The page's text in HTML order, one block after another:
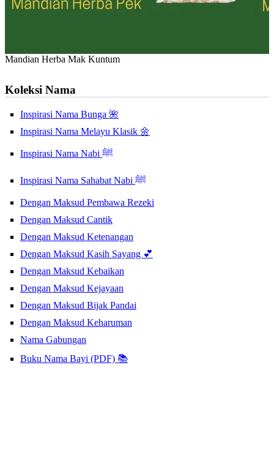
Mandian Herba Mak Kuntum
Koleksi Nama
Inspirasi Nama Bunga 🌺
Inspirasi Nama Melayu Klasik 🌼
Inspirasi Nama Nabi ﷺ
Inspirasi Nama Sahabat Nabi ﷺ
Dengan Maksud Pembawa Rezeki
Dengan Maksud Cantik
Dengan Maksud Ketenangan
Dengan Maksud Kasih Sayang 💕
Dengan Maksud Kebaikan
Dengan Maksud Kejayaan
Dengan Maksud Bijak Pandai
Dengan Maksud Keharuman
Nama Gabungan
Buku Nama Bayi (PDF) 📚